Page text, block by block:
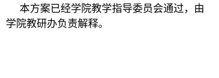
本方案已经学院教学指导委员会通过，由
学院教研办负责解释。